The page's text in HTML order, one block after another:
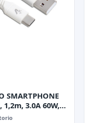
SMARTPHONE
1,2m, 3.0A 60W,